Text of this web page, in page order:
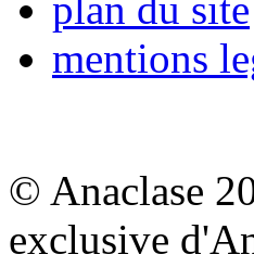
mentions
© Anaclase
exclusive